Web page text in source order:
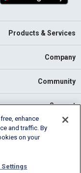
Products & Services
Company
Community
Support
enhance
and traffic. By
on your
Settings